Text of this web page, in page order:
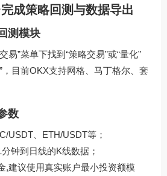
成策略回测与数据导出
测模块
易”菜单下找到“策略交易”或“量化”
，目前OKX支持网格、马丁格尔、套
数
USDT、ETH/USDT等；
分钟到日线的K线数据；
,建议使用真实账户最小投资额模